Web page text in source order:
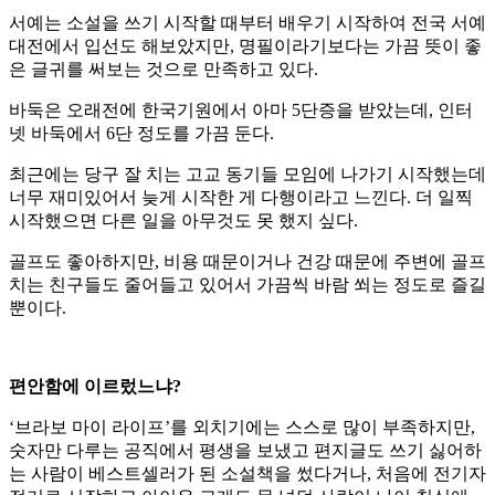
서예는 소설을 쓰기 시작할 때부터 배우기 시작하여 전국 서예
대전에서 입선도 해보았지만, 명필이라기보다는 가끔 뜻이 좋
은 글귀를 써보는 것으로 만족하고 있다.
바둑은 오래전에 한국기원에서 아마 5단증을 받았는데, 인터
넷 바둑에서 6단 정도를 가끔 둔다.
최근에는 당구 잘 치는 고교 동기들 모임에 나가기 시작했는데
너무 재미있어서 늦게 시작한 게 다행이라고 느낀다. 더 일찍
시작했으면 다른 일을 아무것도 못 했지 싶다.
골프도 좋아하지만, 비용 때문이거나 건강 때문에 주변에 골프
치는 친구들도 줄어들고 있어서 가끔씩 바람 쐬는 정도로 즐길
뿐이다.
편안함에 이르렀느냐?
‘브라보 마이 라이프’를 외치기에는 스스로 많이 부족하지만,
숫자만 다루는 공직에서 평생을 보냈고 편지글도 쓰기 싫어하
는 사람이 베스트셀러가 된 소설책을 썼다거나, 처음에 전기자